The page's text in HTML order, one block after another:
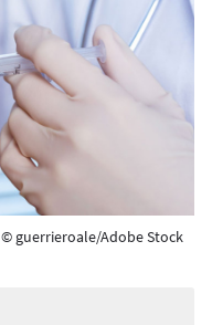
© guerrieroale/Adobe Stock